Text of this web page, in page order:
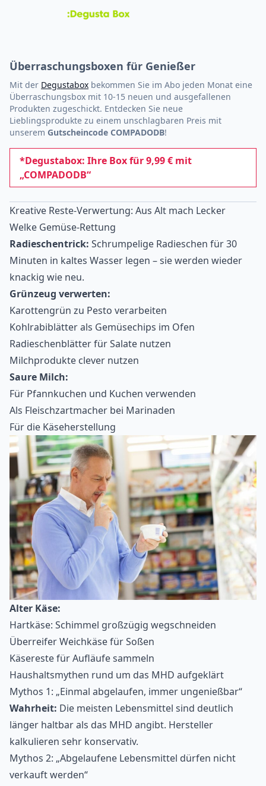
Überraschungsboxen für Genießer
Mit der Degustabox bekommen Sie im Abo jeden Monat eine
Überraschungsbox mit 10-15 neuen und ausgefallenen
Produkten zugeschickt. Entdecken Sie neue
Lieblingsprodukte zu einem unschlagbaren Preis mit
unserem Gutscheincode COMPADODB!
*Degustabox: Ihre Box für 9,99 € mit
„COMPADODB“
Kreative Reste-Verwertung: Aus Alt mach Lecker
Welke Gemüse-Rettung
Radieschentrick: Schrumpelige Radieschen für 30
Minuten in kaltes Wasser legen – sie werden wieder
knackig wie neu.
Grünzeug verwerten:
Karottengrün zu Pesto verarbeiten
Kohlrabiblätter als Gemüsechips im Ofen
Radieschenblätter für Salate nutzen
Milchprodukte clever nutzen
Saure Milch:
Für Pfannkuchen und Kuchen verwenden
Als Fleischzartmacher bei Marinaden
Für die Käseherstellung
Alter Käse:
Hartkäse: Schimmel großzügig wegschneiden
Überreifer Weichkäse für Soßen
Käsereste für Aufläufe sammeln
Haushaltsmythen rund um das MHD aufgeklärt
Mythos 1: „Einmal abgelaufen, immer ungenießbar“
Wahrheit: Die meisten Lebensmittel sind deutlich
länger haltbar als das MHD angibt. Hersteller
kalkulieren sehr konservativ.
Mythos 2: „Abgelaufene Lebensmittel dürfen nicht
verkauft werden“